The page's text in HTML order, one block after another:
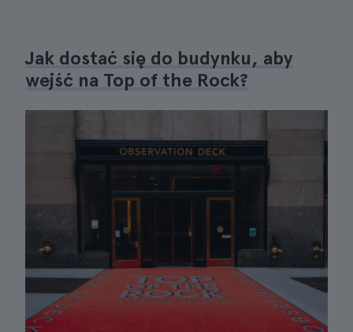
Jak dostać się do budynku, aby
wejść na Top of the Rock?